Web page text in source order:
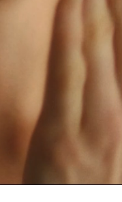
Erwartete Lieferung
09/08/2026
Erwartete Lieferung